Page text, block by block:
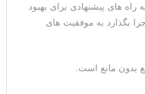
های پیشنهادی برای بهبود
بگذارد به موفقیت های
بدون مانع است.